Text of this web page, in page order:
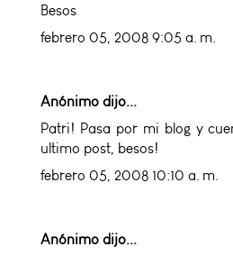
Besos
febrero 05, 2008 9:05 a. m.
Anónimo dijo...
Patri! Pasa por mi blog y
ultimo post, besos!
febrero 05, 2008 10:10 a. m.
Anónimo dijo...